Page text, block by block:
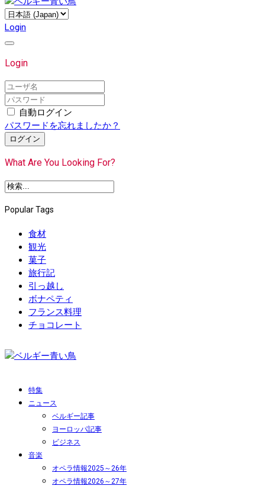
Login
Login
自動ログイン
パスワードを忘れましたか？
ログイン
What Are You Looking For?
Popular Tags
食材
観光
菓子
旅行記
引っ越し
ボナペティ
フランス料理
チョコレート
特集
ニュース
ベルギー記事
ヨーロッパ記事
ビジネス
音楽
オペラ情報2025～26年
オペラ情報2026～27年